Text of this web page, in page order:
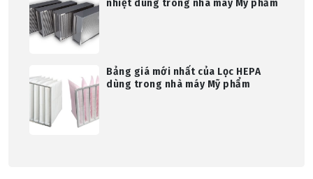
nhiệt dùng trong nhà máy Mỹ phẩm
Bảng giá mới nhất của Lọc HEPA
dùng trong nhà máy Mỹ phẩm